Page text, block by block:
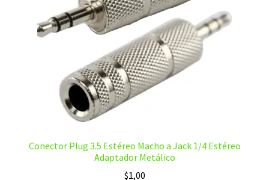
Conector Plug 3.5 Estéreo Macho a Jack 1/4 Estéreo
Adaptador Metálico
$1,00